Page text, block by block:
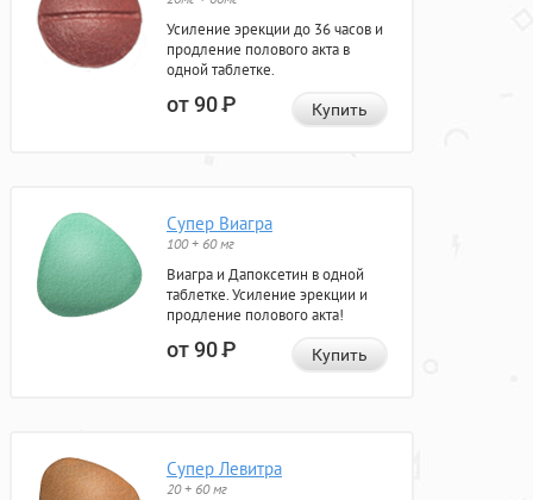
Усиление эрекции до 36 часов и
продление полового акта в
одной таблетке.
от 90Р Купить
Супер Виагра
100 + 60 мг
Виагра и Дапоксетин в одной
таблетке. Усиление эрекции и
продление полового акта!
от 90Р Купить
Супер Левитра
20 + 60 мг